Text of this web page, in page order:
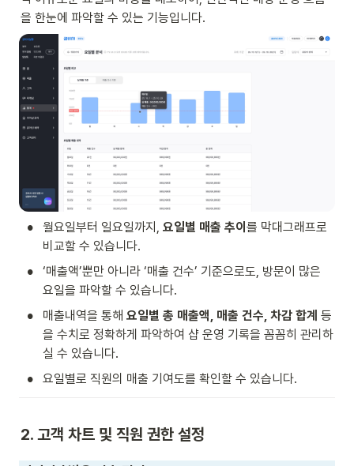
을 한눈에 파악할 수 있는 기능입니다.
• 월요일부터 일요일까지, 요일별 매출 추이 를 막대그래프로
비교할 수 있습니다.
•
‘매출액’뿐만 아니라 ‘매출 건수’ 기준으로도, 방문이 많은
요일을 파악할 수 있습니다.
• 매출내역을 통해 요일별 총 매출액, 매출 건수, 차감 합계 등
을 수치로 정확하게 파악하여 샵 운영 기록을 꼼꼼히 관리하
실 수 있습니다.
• 요일별로 직원의 매출 기여도를 확인할 수 있습니다.
2. 고객 차트 및 직원 권한 설정